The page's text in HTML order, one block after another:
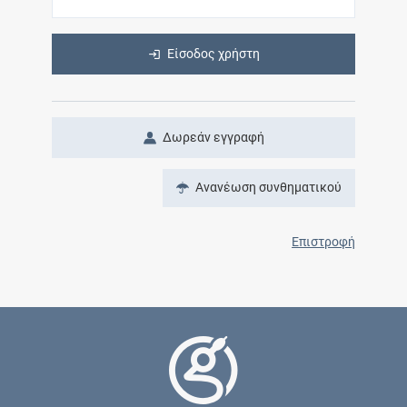
Είσοδος χρήστη
Δωρεάν εγγραφή
Ανανέωση συνθηματικού
Επιστροφή